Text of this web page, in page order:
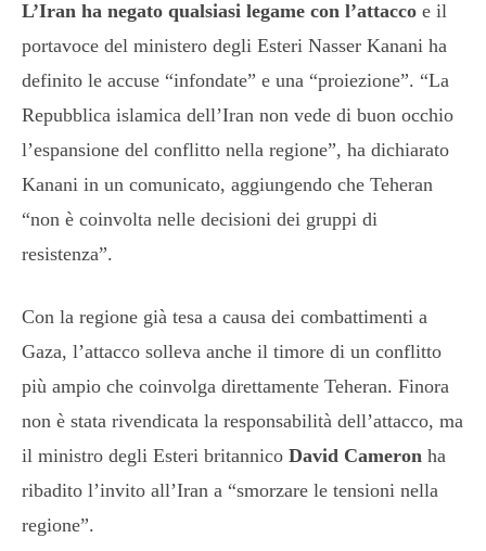
L’Iran ha negato qualsiasi legame con l’attacco e il
portavoce del ministero degli Esteri Nasser Kanani ha
definito le accuse “infondate” e una “proiezione”. “La
Repubblica islamica dell’Iran non vede di buon occhio
l’espansione del conflitto nella regione”, ha dichiarato
Kanani in un comunicato, aggiungendo che Teheran
“non è coinvolta nelle decisioni dei gruppi di
resistenza”.
Con la regione già tesa a causa dei combattimenti a
Gaza, l’attacco solleva anche il timore di un conflitto
più ampio che coinvolga direttamente Teheran. Finora
non è stata rivendicata la responsabilità dell’attacco, ma
il ministro degli Esteri britannico David Cameron ha
ribadito l’invito all’Iran a “smorzare le tensioni nella
regione”.